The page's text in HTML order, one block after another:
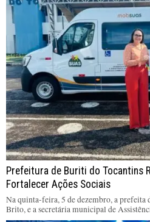
Prefeitura de Buriti do Tocantins
Fortalecer Ações Sociais
Na quinta-feira, 5 de dezembro, a
Brito, e a secretária municipal de